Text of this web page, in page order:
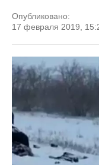
Опубликовано:
17 февраля 2019,